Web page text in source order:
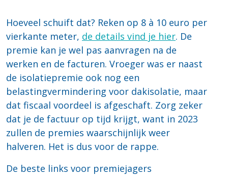
Hoeveel schuift dat? Reken op 8 à 10 euro per
vierkante meter, de details vind je hier. De
premie kan je wel pas aanvragen na de
werken en de facturen. Vroeger was er naast
de isolatiepremie ook nog een
belastingvermindering voor dakisolatie, maar
dat fiscaal voordeel is afgeschaft. Zorg zeker
dat je de factuur op tijd krijgt, want in 2023
zullen de premies waarschijnlijk weer
halveren. Het is dus voor de rappe.
De beste links voor premiejagers